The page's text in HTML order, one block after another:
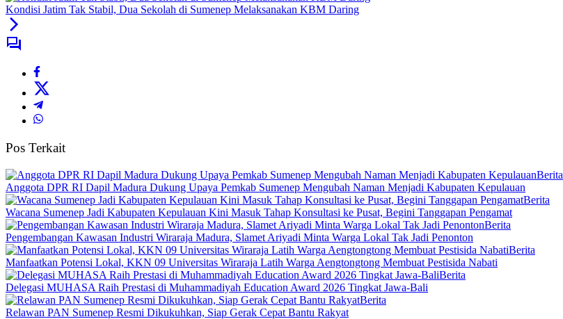
Kondisi Jatim Tak Stabil, Dua Sekolah di Sumenep Melaksanakan KBM Daring
Pos Terkait
Berita
Anggota DPR RI Dapil Madura Dukung Upaya Pemkab Sumenep Mengubah Naman Menjadi Kabupaten Kepulauan
Berita
Wacana Sumenep Jadi Kabupaten Kepulauan Kini Masuk Tahap Konsultasi ke Pusat, Begini Tanggapan Pengamat
Berita
Pengembangan Kawasan Industri Wiraraja Madura, Slamet Ariyadi Minta Warga Lokal Tak Jadi Penonton
Berita
Manfaatkan Potensi Lokal, KKN 09 Universitas Wiraraja Latih Warga Aengtongtong Membuat Pestisida Nabati
Berita
Delegasi MUHASA Raih Prestasi di Muhammadiyah Education Award 2026 Tingkat Jawa-Bali
Berita
Relawan PAN Sumenep Resmi Dikukuhkan, Siap Gerak Cepat Bantu Rakyat